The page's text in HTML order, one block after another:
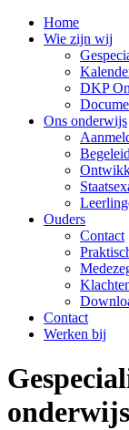
Home
Wie zijn wij
DKP
Ons onderwijs
Ouders
Contact
Contact
Werken bij
onderwijs